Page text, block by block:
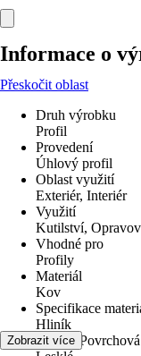
Informace o
Přeskočit oblast
Druh výrobku
Profil
Provedení
Úhlový profil
Oblast využití
Exteriér, Interiér
Využití
Kutilství,
Vhodné pro
Profily
Materiál
Kov
Specifikace
Hliník
Povrch/
Zobrazit více